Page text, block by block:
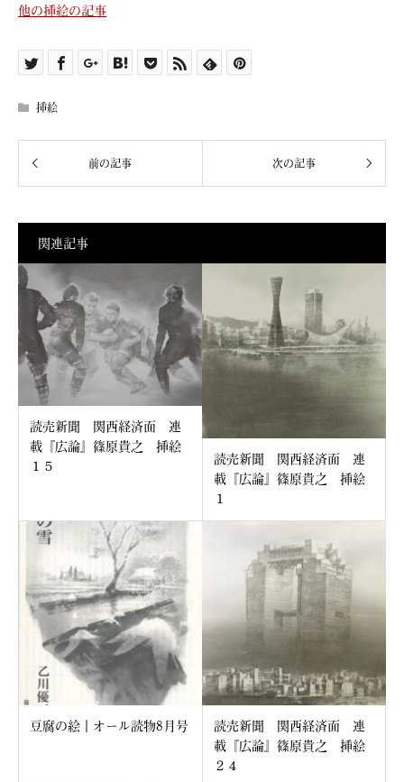
他の挿絵の記事
挿絵
関連記事
読売新聞 関西経済面 連
載『広論』篠原貴之 挿絵
１５
読売新聞 関西経済面 連
載『広論』篠原貴之 挿絵
１
豆腐の絵｜オール読物8月号
読売新聞 関西経済面 連
載『広論』篠原貴之 挿絵
２４